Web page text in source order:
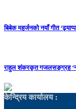
बिबेक महर्जनको नयाँ गीत
राहुल शंकरकृत गजलसङ्ग्रह
केन्द्रिय कार्यालय :